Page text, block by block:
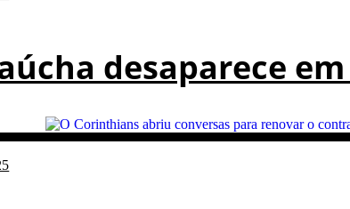
desaparece